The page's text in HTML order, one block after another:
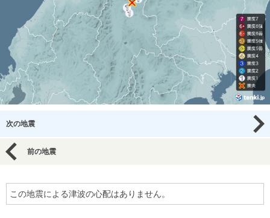
次の地震
前の地震
この地震による津波の心配はありません。